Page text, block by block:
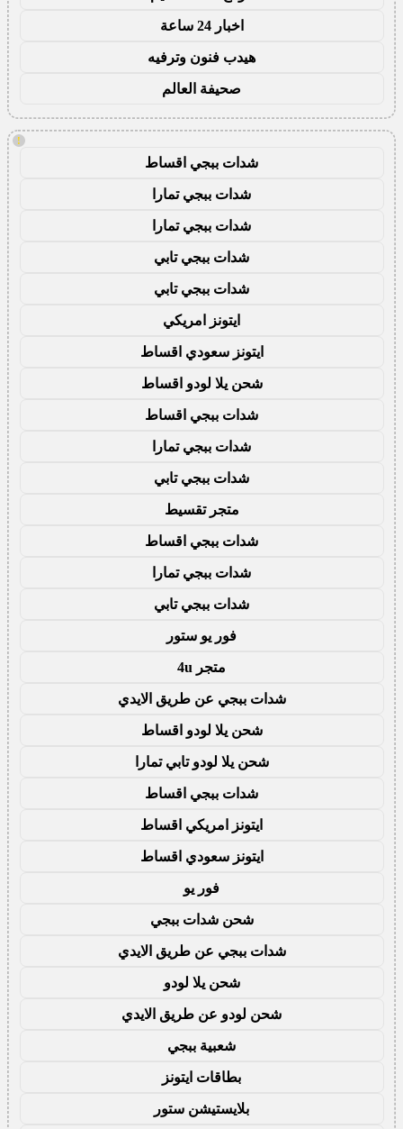
اخبار 24 ساعة
هيدب فنون وترفيه
صحيفة العالم
!
شدات ببجي اقساط
شدات ببجي تمارا
شدات ببجي تمارا
شدات ببجي تابي
شدات ببجي تابي
ايتونز امريكي
ايتونز سعودي اقساط
شحن يلا لودو اقساط
شدات ببجي اقساط
شدات ببجي تمارا
شدات ببجي تابي
متجر تقسيط
شدات ببجي اقساط
شدات ببجي تمارا
شدات ببجي تابي
فور يو ستور
متجر 4u
شدات ببجي عن طريق الايدي
شحن يلا لودو اقساط
شحن يلا لودو تابي تمارا
شدات ببجي اقساط
ايتونز امريكي اقساط
ايتونز سعودي اقساط
فور يو
شحن شدات ببجي
شدات ببجي عن طريق الايدي
شحن يلا لودو
شحن لودو عن طريق الايدي
شعبية ببجي
بطاقات ايتونز
بلايستيشن ستور